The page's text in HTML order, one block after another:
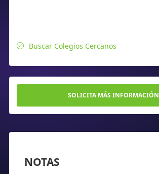
Buscar Colegios Cercanos
SOLICITA MÁS INFORMACIÓN
NOTAS